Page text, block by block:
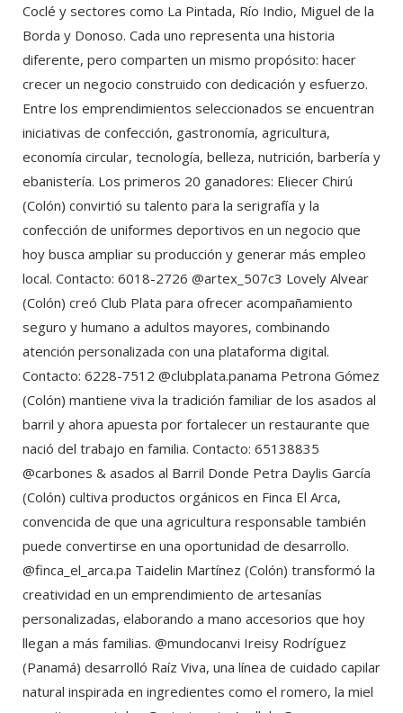
Coclé y sectores como La Pintada, Río Indio, Miguel de la
Borda y Donoso. Cada uno representa una historia
diferente, pero comparten un mismo propósito: hacer
crecer un negocio construido con dedicación y esfuerzo.
Entre los emprendimientos seleccionados se encuentran
iniciativas de confección, gastronomía, agricultura,
economía circular, tecnología, belleza, nutrición, barbería y
ebanistería. Los primeros 20 ganadores: Eliecer Chirú
(Colón) convirtió su talento para la serigrafía y la
confección de uniformes deportivos en un negocio que
hoy busca ampliar su producción y generar más empleo
local. Contacto: 6018-2726 @artex_507c3 Lovely Alvear
(Colón) creó Club Plata para ofrecer acompañamiento
seguro y humano a adultos mayores, combinando
atención personalizada con una plataforma digital.
Contacto: 6228-7512 @clubplata.panama Petrona Gómez
(Colón) mantiene viva la tradición familiar de los asados al
barril y ahora apuesta por fortalecer un restaurante que
nació del trabajo en familia. Contacto: 65138835
@carbones & asados al Barril Donde Petra Daylis García
(Colón) cultiva productos orgánicos en Finca El Arca,
convencida de que una agricultura responsable también
puede convertirse en una oportunidad de desarrollo.
@finca_el_arca.pa Taidelin Martínez (Colón) transformó la
creatividad en un emprendimiento de artesanías
personalizadas, elaborando a mano accesorios que hoy
llegan a más familias. @mundocanvi Ireisy Rodríguez
(Panamá) desarrolló Raíz Viva, una línea de cuidado capilar
natural inspirada en ingredientes como el romero, la miel